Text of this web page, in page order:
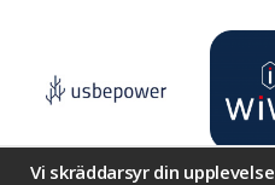
Vi skräddarsyr din upplevelse